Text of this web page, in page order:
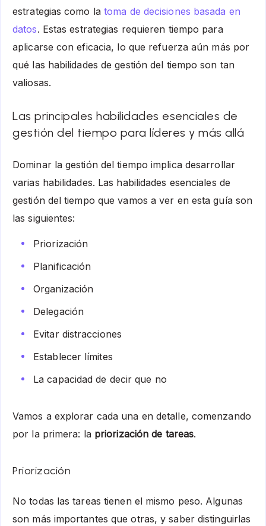
estrategias como latoma de decisiones basada en
datos. Estas estrategias requieren tiempo para
aplicarse con eficacia, lo que refuerza aún más por
qué las habilidades de gestión del tiempo son tan
valiosas.
Las principales habilidades esenciales de
gestión del tiempo para líderes y más allá
Dominar la gestión del tiempo implica desarrollar
varias habilidades. Las habilidades esenciales de
gestión del tiempo que vamos a ver en esta guía son
las siguientes:
Priorización
Planificación
Organización
Delegación
Evitar distracciones
Establecer límites
La capacidad de decir que no
Vamos a explorar cada una en detalle, comenzando
por la primera: la priorización de tareas.
Priorización
No todas las tareas tienen el mismo peso. Algunas
son más importantes que otras, y saber distinguirlas